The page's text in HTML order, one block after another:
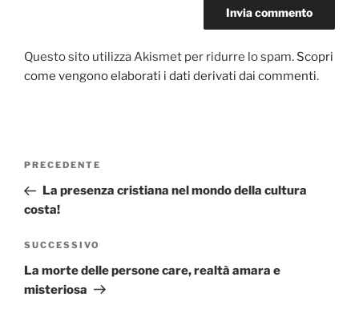
Questo sito utilizza Akismet per ridurre lo spam. Scopri
come vengono elaborati i dati derivati dai commenti.
Navigazione
Articolo
precedente:
PRECEDENTE
La presenza cristiana nel mondo della cultura
costa!
Articolo
successivo
SUCCESSIVO
La morte delle persone care, realtà amara e
misteriosa